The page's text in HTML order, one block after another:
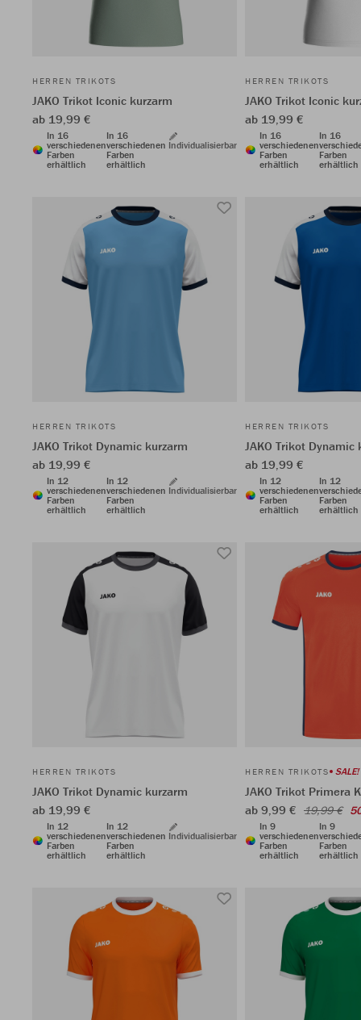
HERREN TRIKOTS
JAKO Trikot Iconic kurzarm
ab 19,99 €
In 16
verschiedenen
Farben
erhältlich
In 16
verschiedenen
Farben
erhältlich
Individualisierbar
HERREN TRIKOTS
JAKO Trikot Iconic
ab 19,99 €
In 16
verschiedenen
Farben
erhältlich
In 16
Farben
erhältlich
HERREN TRIKOTS
JAKO Trikot Dynamic kurzarm
ab 19,99 €
In 12
verschiedenen
Farben
erhältlich
In 12
verschiedenen
Farben
erhältlich
Individualisierbar
HERREN TRIKOTS
JAKO Trikot Dynamic
ab 19,99 €
In 12
verschiedenen
Farben
erhältlich
In 12
Farben
erhältlich
HERREN TRIKOTS
JAKO Trikot Dynamic kurzarm
ab 19,99 €
In 12
verschiedenen
Farben
erhältlich
In 12
verschiedenen
Farben
erhältlich
Individualisierbar
HERREN TRIKOTS SALE!
JAKO Trikot Primera
ab 9,99 € 19,99 €
In 9
verschiedenen
Farben
erhältlich
In 9
Farben
erhältlich